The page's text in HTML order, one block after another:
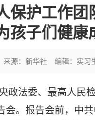
保护工作
孩子们健
来源：新华社 编辑：实习
政法委、最高人民
。报告会前，中